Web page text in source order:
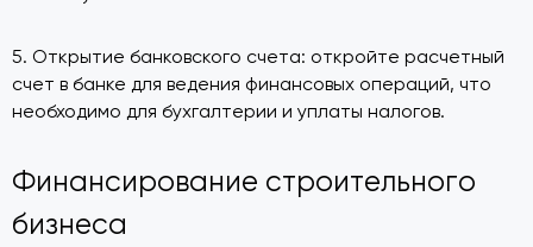
5. Открытие банковского счета: откройте расчетный
счет в банке для ведения финансовых операций, что
необходимо для бухгалтерии и уплаты налогов.
Финансирование строительного
бизнеса